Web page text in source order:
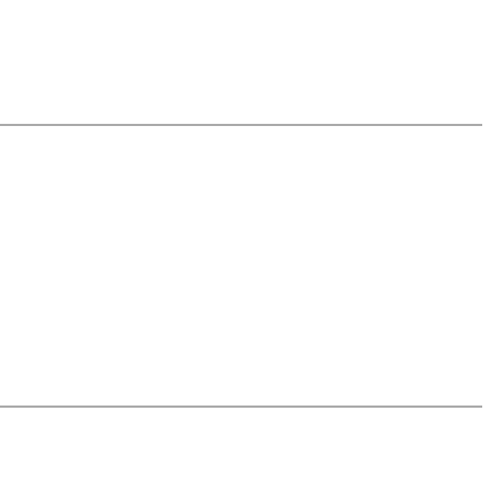
Mit Videofeedback (auch zu Fehlern) und weiteren
(Ausgangsstellung – Endstellung) üben